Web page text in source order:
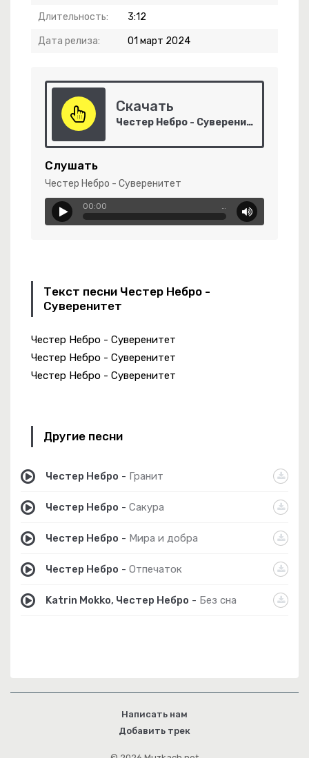
Длительность: 3:12
Дата релиза: 01 март 2024
Скачать
Честер Небро - Суверенитет
Слушать
Честер Небро - Суверенитет
00:00 …
Текст песни Честер Небро -
Суверенитет
Честер Небро - Суверенитет
Честер Небро - Суверенитет
Честер Небро - Суверенитет
Другие песни
Честер Небро - Гранит
Честер Небро - Сакура
Честер Небро - Мира и добра
Честер Небро - Отпечаток
Katrin Mokko, Честер Небро - Без сна
Написать нам
Добавить трек
По Сердцу
Лес Remix